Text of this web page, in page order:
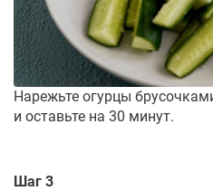
Нарежьте огурцы
и оставьте на 30 минут.
Шаг 3